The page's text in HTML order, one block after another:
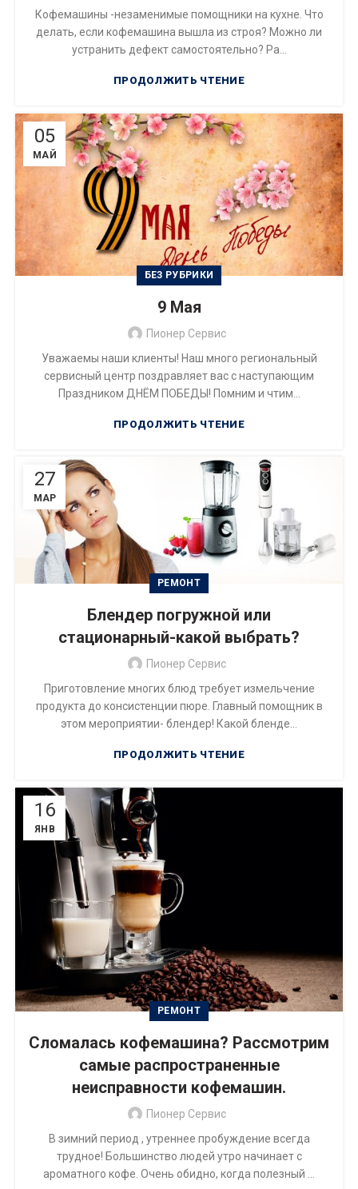
Кофемашины -незаменимые помощники на кухне. Что
делать, если кофемашина вышла из строя? Можно ли
устранить дефект самостоятельно? Ра...
ПРОДОЛЖИТЬ ЧТЕНИЕ
05
МАЙ
БЕЗ РУБРИКИ
9 Мая
Пионер Сервис
Уважаемы наши клиенты! Наш много региональный
сервисный центр поздравляет вас с наступающим
Праздником ДНЁМ ПОБЕДЫ! Помним и чтим...
ПРОДОЛЖИТЬ ЧТЕНИЕ
27
МАР
РЕМОНТ
Блендер погружной или
стационарный-какой выбрать?
Пионер Сервис
Приготовление многих блюд требует измельчение
продукта до консистенции пюре. Главный помощник в
этом мероприятии- блендер! Какой бленде...
ПРОДОЛЖИТЬ ЧТЕНИЕ
16
ЯНВ
РЕМОНТ
Сломалась кофемашина? Рассмотрим
самые распространенные
неисправности кофемашин.
Пионер Сервис
В зимний период , утреннее пробуждение всегда
трудное! Большинство людей утро начинает с
ароматного кофе. Очень обидно, когда полезный ...